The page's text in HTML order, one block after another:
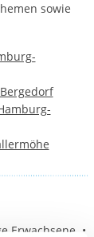
sowie
Erwachsene •